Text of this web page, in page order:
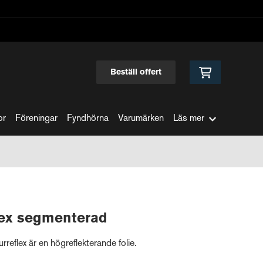
Beställ offert
Föreningar Fyndhörna Varumärken Läs mer
segmenterad
är en högreflekterande folie.